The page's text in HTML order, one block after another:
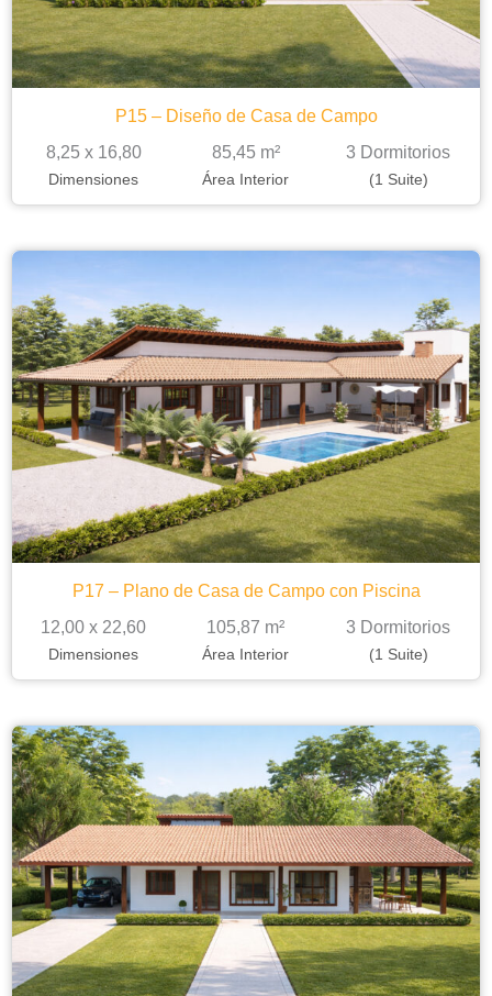
P15 – Diseño de Casa de Campo
8,25 x 16,80
Dimensiones
85,45 m²
Área Interior
3 Dormitorios
(1 Suite)
P17 – Plano de Casa de Campo con Piscina
12,00 x 22,60
Dimensiones
105,87 m²
Área Interior
3 Dormitorios
(1 Suite)